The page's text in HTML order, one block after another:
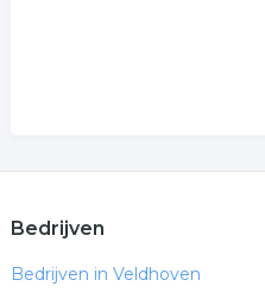
Bedrijven
Bedrijven in Veldhoven